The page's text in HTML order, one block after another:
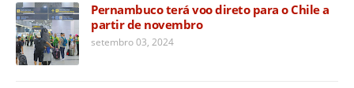
Pernambuco terá voo direto para o Chile a
partir de novembro
setembro 03, 2024